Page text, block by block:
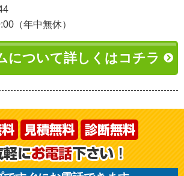
（年中無休）
について詳しくはコチラ